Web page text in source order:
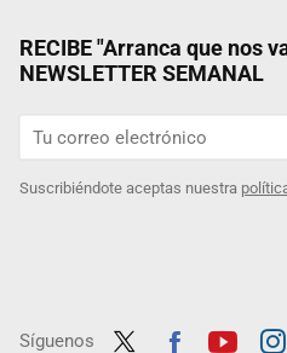
RECIBE "Arranca que nos
NEWSLETTER SEMANAL
Suscribiéndote aceptas nuestra
Síguenos